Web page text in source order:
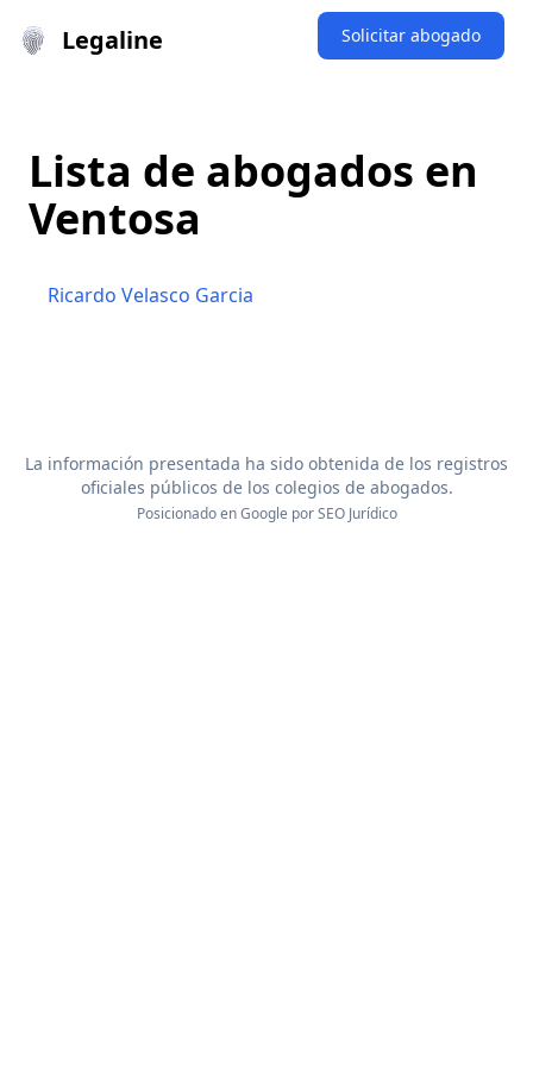
Legaline Solicitar abogado
Lista de abogados en
Ventosa
Ricardo Velasco Garcia
La información presentada ha sido obtenida de los registros
oficiales públicos de los colegios de abogados.
Posicionado en Google porSEO Jurídico